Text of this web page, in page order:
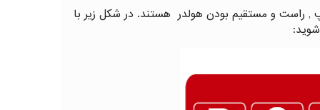
, راست و مستقیم بودن هولدر هستند. در شکل زیر با